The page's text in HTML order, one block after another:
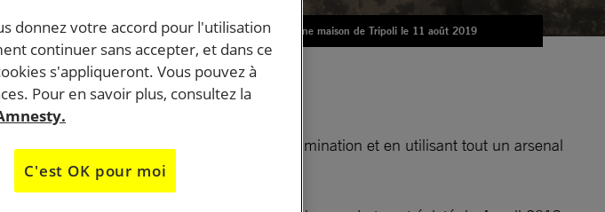
Dans une maison de Tripoli le 11 août 2019
ligne de front de cette
la situation est terrible.
civils en lançant des attaques sans discrimination et en utilisant tout un arsenal
donnez votre accord pour l'utilisation
continuer sans accepter, et dans ce
s'appliqueront. Vous pouvez à
Pour en savoir plus, consultez la
C'est OK pour moi